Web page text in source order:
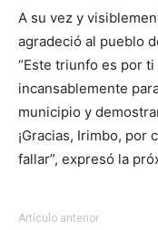
A su vez y
agradeció al pueblo
“Este triunfo es por
incansablemente
municipio y
¡Gracias, Irimbo, por
fallar”, expresó la
Artículo anterior